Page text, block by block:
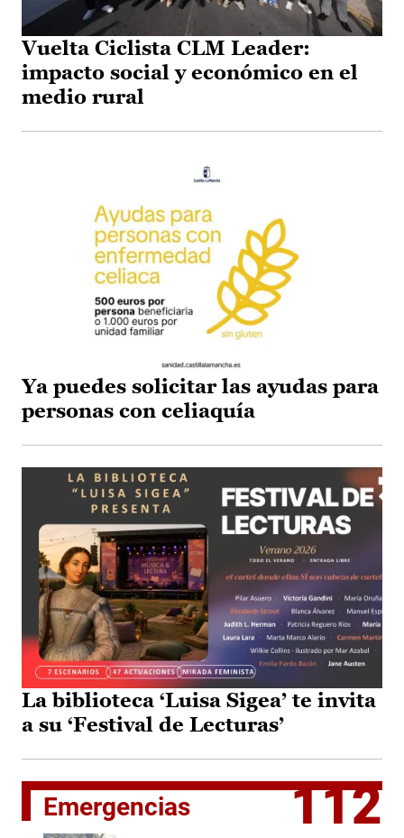
Vuelta Ciclista CLM Leader:
impacto social y económico en el
medio rural
Ya puedes solicitar las ayudas para
personas con celiaquía
La biblioteca ‘Luisa Sigea’ te invita
a su ‘Festival de Lecturas’
Emergencias 112